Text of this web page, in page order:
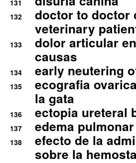
131
132
doctor to doctor
veterinary
133
dolor articular
causas
134 early neutering
135
ecografia
la gata
136 ectopia ureteral
137 edema pulmonar
138
efecto de la
sobre la